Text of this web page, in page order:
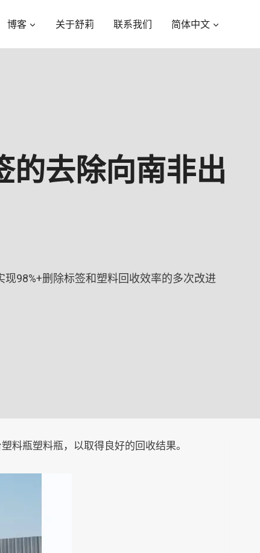
博客 关于舒莉 联系我们 简体中文
的去除向南非出
98%+删除标签和塑料回收效率的多次改进
料瓶塑料瓶，以取得良好的回收结果。